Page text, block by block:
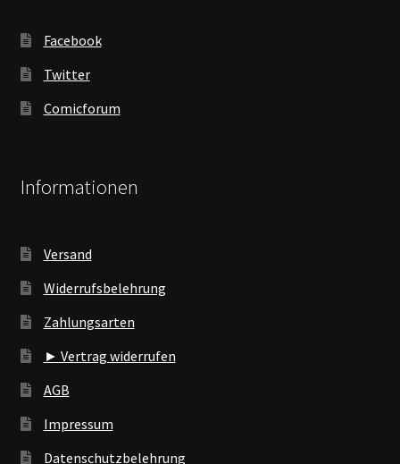
Facebook
Twitter
Comicforum
Informationen
Versand
Widerrufsbelehrung
Zahlungsarten
► Vertrag widerrufen
AGB
Impressum
Datenschutzbelehrung